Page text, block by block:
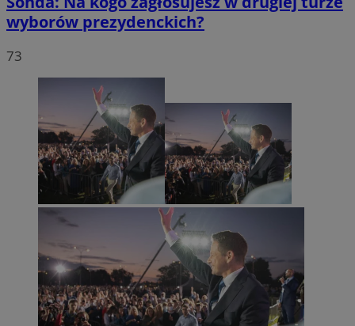
wyborów prezydenckich?
73